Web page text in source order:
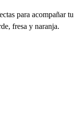
para acompañar tu
fresa y naranja.